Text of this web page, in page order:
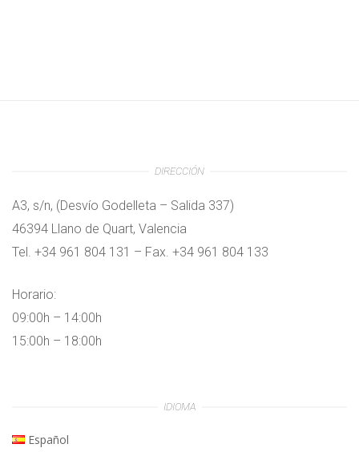
DIRECCIÓN
A3, s/n, (Desvío Godelleta – Salida 337)
46394 Llano de Quart, Valencia
Tel. +34 961 804 131 – Fax. +34 961 804 133
Horario:
09:00h – 14:00h
15:00h – 18:00h
IDIOMA
Español